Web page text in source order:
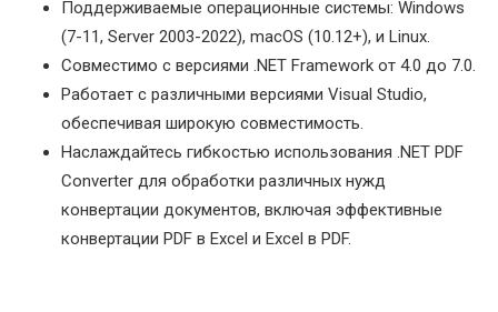
Поддерживаемые операционные системы: Windows
(7-11, Server 2003-2022), macOS (10.12+), и Linux.
Совместимо с версиями .NET Framework от 4.0 до 7.0.
Работает с различными версиями Visual Studio,
обеспечивая широкую совместимость.
Наслаждайтесь гибкостью использования .NET PDF
Converter для обработки различных нужд
конвертации документов, включая эффективные
конвертации PDF в Excel и Excel в PDF.